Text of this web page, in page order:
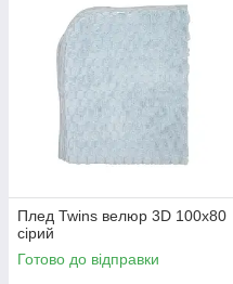
Плед Twins велюр 3D 100x80
сірий
Готово до відправки